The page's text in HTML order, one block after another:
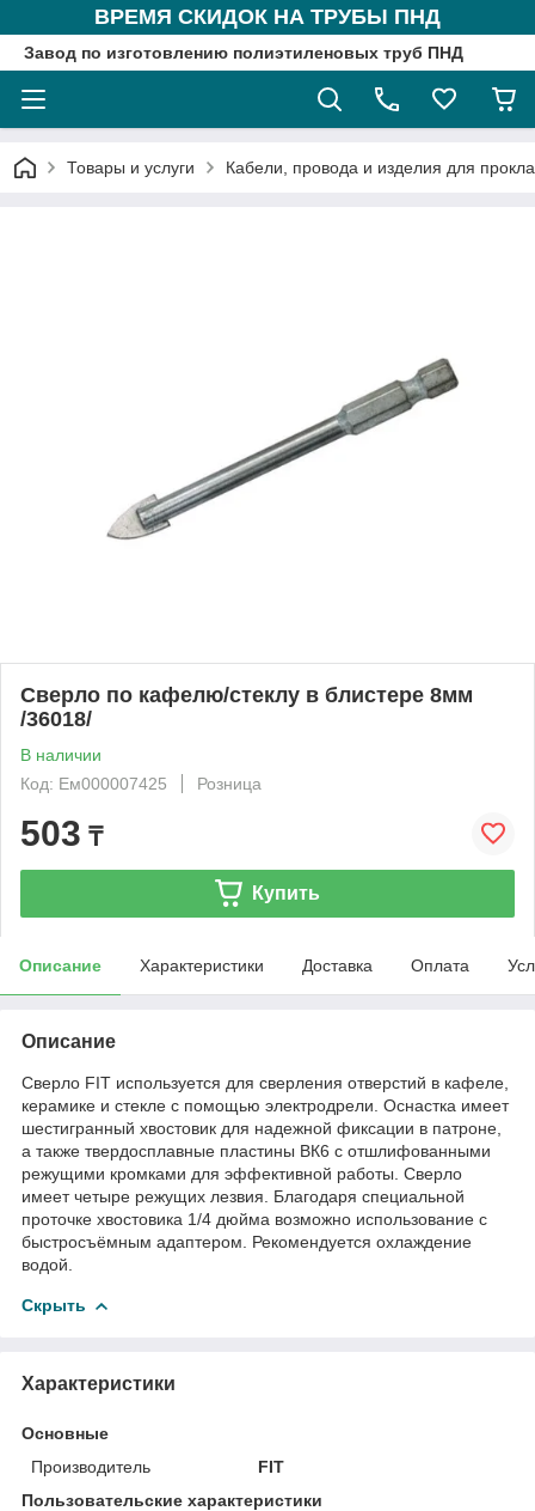
ВРЕМЯ СКИДОК НА ТРУБЫ ПНД
Завод по изготовлению полиэтиленовых труб ПНД
Товары и услуги Кабели, провода и изделия для
Сверло по кафелю/стеклу в блистере 8мм
/36018/
В наличии
Код: Ем000007425
Розница
503 ₸
Купить
Описание Характеристики Доставка Оплата
Описание
Сверло FIT используется для сверления отверстий в кафеле,
керамике и стекле с помощью электродрели. Оснастка имеет
шестигранный хвостовик для надежной фиксации в патроне,
а также твердосплавные пластины ВК6 с отшлифованными
режущими кромками для эффективной работы. Сверло
имеет четыре режущих лезвия. Благодаря специальной
проточке хвостовика 1/4 дюйма возможно использование с
быстросъёмным адаптером. Рекомендуется охлаждение
водой.
Скрыть
Характеристики
Основные
Производитель
FIT
Пользовательские характеристики